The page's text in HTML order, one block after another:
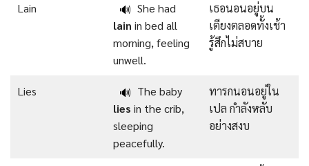
Lain 🔊 She had
lain in bed all
morning, feeling
unwell.
เธอนอนอยู่บน
เตียงตลอดทั้งเช้า
รู้สึกไม่สบาย
Lies 🔊 The baby
lies in the crib,
sleeping
peacefully.
ทารกนอนอยู่ใน
เปล กำลังหลับ
อย่างสงบ